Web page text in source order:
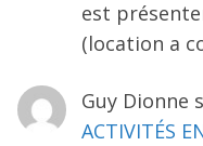
est
(location a
Guy Dionne
ACTIVITÉS